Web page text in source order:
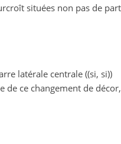
situées non pas de
latérale centrale ((si, si))
de ce changement de décor,